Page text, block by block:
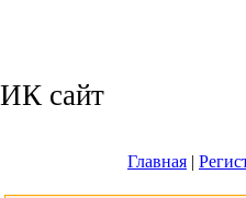
сайт
Главная |